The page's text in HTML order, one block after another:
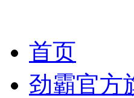
首页
劲霸官方